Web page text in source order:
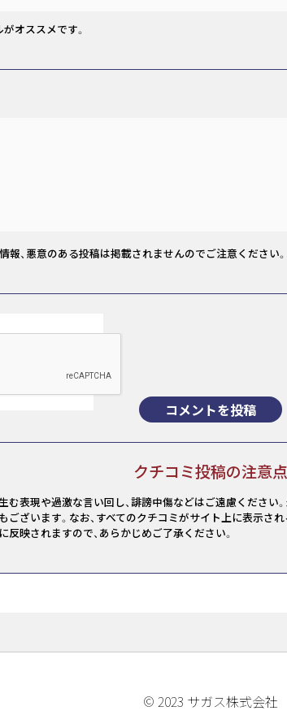
オススメです。
報、悪意のある投稿は掲載されませんのでご注意ください。
コメントを投稿
クチコミ投稿の注意点
む表現や過激な言い回し、誹謗中傷などはご遠慮ください
ございます。なお、すべてのクチコミがサイト上に表示さ
反映されますので、あらかじめご了承ください。
© 2023 サガス株式会社